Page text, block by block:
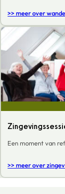
>> meer over
Een moment van
>> meer over